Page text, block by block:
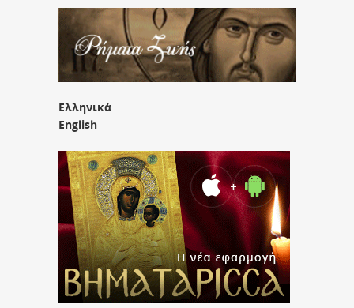
Ελληνικά
English